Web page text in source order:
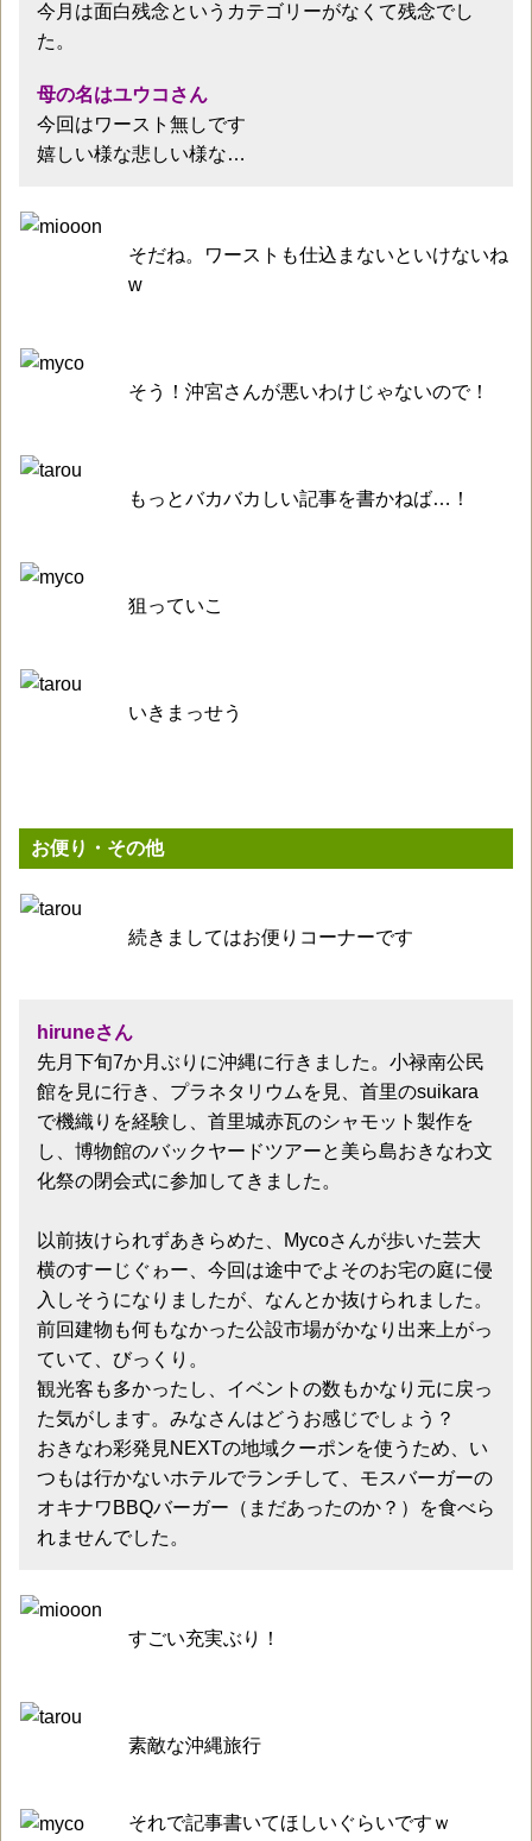
今月は面白残念というカテゴリーがなくて残念でし
た。
母の名はユウコさん
今回はワースト無しです
嬉しい様な悲しい様な…
そだね。ワーストも仕込まないといけないね
w
そう！沖宮さんが悪いわけじゃないので！
もっとバカバカしい記事を書かねば…！
狙っていこ
いきまっせう
お便り・その他
続きましてはお便りコーナーです
hiruneさん
先月下旬7か月ぶりに沖縄に行きました。小禄南公民
館を見に行き、プラネタリウムを見、首里のsuikara
で機織りを経験し、首里城赤瓦のシャモット製作を
し、博物館のバックヤードツアーと美ら島おきなわ文
化祭の閉会式に参加してきました。
以前抜けられずあきらめた、Mycoさんが歩いた芸大
横のすーじぐゎー、今回は途中でよそのお宅の庭に侵
入しそうになりましたが、なんとか抜けられました。
前回建物も何もなかった公設市場がかなり出来上がっ
ていて、びっくり。
観光客も多かったし、イベントの数もかなり元に戻っ
た気がします。みなさんはどうお感じでしょう？
おきなわ彩発見NEXTの地域クーポンを使うため、い
つもは行かないホテルでランチして、モスバーガーの
オキナワBBQバーガー（まだあったのか？）を食べら
れませんでした。
すごい充実ぶり！
素敵な沖縄旅行
それで記事書いてほしいぐらいですｗ